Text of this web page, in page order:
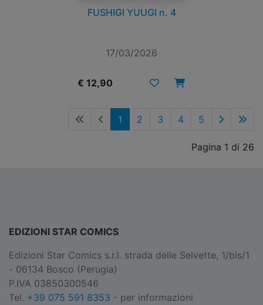
FUSHIGI YUUGI n. 4
17/03/2026
€ 12,90
1 2 3 4 5
Pagina 1 di 26
EDIZIONI STAR COMICS
Edizioni Star Comics s.r.l. strada delle Selvette, 1/bis/1
- 06134 Bosco (Perugia)
P.IVA 03850300546
Tel. +39 075 591 8353 - per informazioni